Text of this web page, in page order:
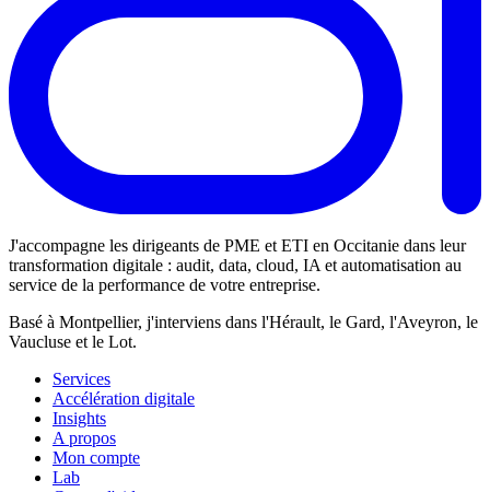
J'accompagne les dirigeants de PME et ETI en Occitanie dans leur
transformation digitale : audit, data, cloud, IA et automatisation au
service de la performance de votre entreprise.
Basé à Montpellier, j'interviens dans l'Hérault, le Gard, l'Aveyron, le
Vaucluse et le Lot.
Services
Accélération digitale
Insights
A propos
Mon compte
Lab